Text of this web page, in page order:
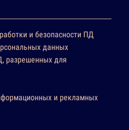
и безопасности ПД
данных
разрешенных для
и рекламных